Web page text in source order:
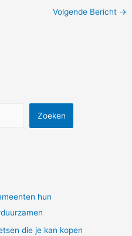
Volgende Bericht →
Zoeken
hun
die je kan kopen